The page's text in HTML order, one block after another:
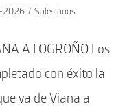
2026 / Salesianos
A LOGROÑO Los
con éxito la
va de Viana a